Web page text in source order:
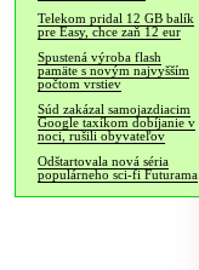
Telekom pridal 12 GB balík
pre Easy, chce zaň 12 eur
Spustená výroba flash
pamäte s novým najvyšším
počtom vrstiev
Súd zakázal samojazdiacim
Google taxíkom dobíjanie v
noci, rušili obyvateľov
Odštartovala nová séria
populárneho sci-fi Futurama